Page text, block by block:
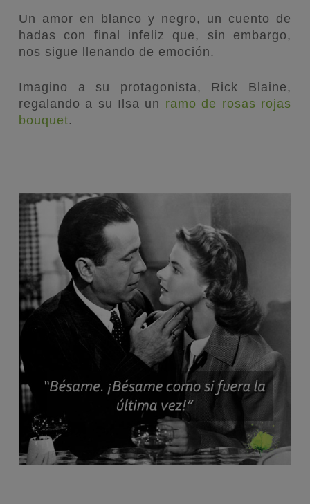
Un amor en blanco y negro, un cuento de
hadas con final infeliz que, sin embargo,
nos sigue llenando de emoción.
Imagino a su protagonista, Rick Blaine,
regalando a su Ilsa un ramo de rosas rojas
bouquet.